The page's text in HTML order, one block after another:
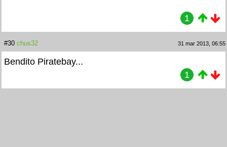
1
#30 chus32 31 mar 2013, 06:55
Bendito Piratebay...
1